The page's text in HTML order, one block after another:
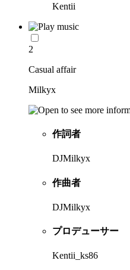
Kentii
2
Casual affair
Milkyx
作詞者
DJMilkyx
作曲者
DJMilkyx
プロデューサー
Kentii_ks86